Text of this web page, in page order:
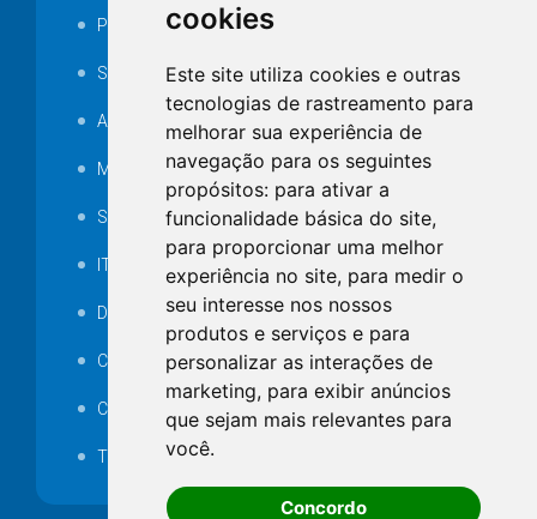
cookies
Este site utiliza cookies e outras
tecnologias de rastreamento para
melhorar sua experiência de
navegação para os seguintes
propósitos: para ativar a
funcionalidade básica do site,
para proporcionar uma melhor
experiência no site, para medir o
seu interesse nos nossos
produtos e serviços e para
personalizar as interações de
marketing, para exibir anúncios
que sejam mais relevantes para
você.
Concordo
Portarias
SAMAE
Audiência pública
MANUTENÇÃO DE ILUMINAÇÃO PÚBLICA
Serviços Técnicos TI
ITR
Desapropriações
Catalogo Eletrônico de Padronização
Consórcios Municipais
Telefones Úteis